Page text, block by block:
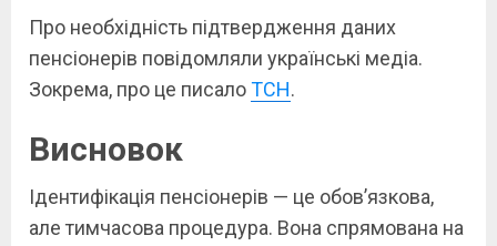
Про необхідність підтвердження даних
пенсіонерів повідомляли українські медіа.
Зокрема, про це писалоТСН.
Висновок
Ідентифікація пенсіонерів — це обов’язкова,
але тимчасова процедура. Вона спрямована на